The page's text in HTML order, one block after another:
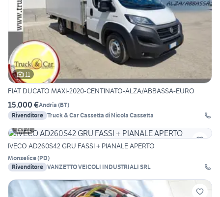
11
FIAT DUCATO MAXI-2020-CENTINATO-ALZA/ABBASSA-EURO
15.000 €Andria (BT)
Rivenditore Truck & Car Cassetta di Nicola Cassetta
21
IVECO AD260S42 GRU FASSI + PIANALE APERTO
Monselice(PD)
Rivenditore VANZETTO VEICOLI INDUSTRIALI SRL